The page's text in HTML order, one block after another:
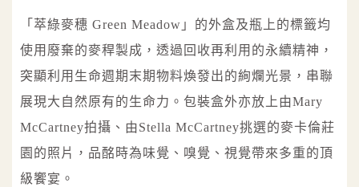
「萃綠麥穗 Green Meadow」的外盒及瓶上的標籤均
使用廢棄的麥稈製成，透過回收再利用的永續精神，
突顯利用生命週期末期物料煥發出的絢爛光景，串聯
展現大自然原有的生命力。包裝盒外亦放上由Mary
McCartney拍攝、由Stella McCartney挑選的麥卡倫莊
園的照片，品酩時為味覺、嗅覺、視覺帶來多重的頂
級饗宴。